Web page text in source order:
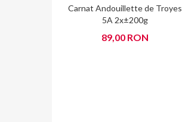
Carnat Andouillette de Troyes
5A 2x±200g
89,00 RON